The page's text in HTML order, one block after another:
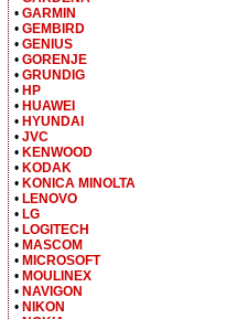
• GARMIN
• GEMBIRD
• GENIUS
• GORENJE
• GRUNDIG
• HP
• HUAWEI
• HYUNDAI
• JVC
• KENWOOD
• KODAK
• KONICA MINOLTA
• LENOVO
• LG
• LOGITECH
• MASCOM
• MICROSOFT
• MOULINEX
• NAVIGON
• NIKON